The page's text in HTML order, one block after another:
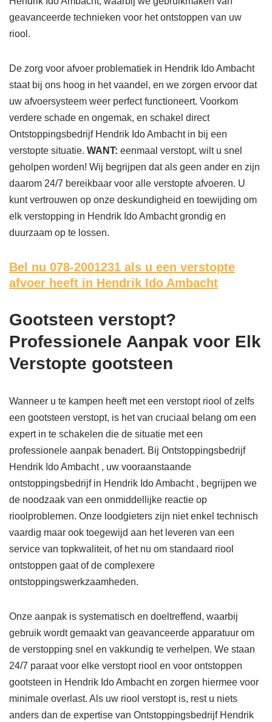
geavanceerde technieken voor het ontstoppen van uw
riool.
De zorg voor afvoer problematiek in Hendrik Ido Ambacht
staat bij ons hoog in het vaandel, en we zorgen ervoor dat
uw afvoersysteem weer perfect functioneert. Voorkom
verdere schade en ongemak, en schakel direct
Ontstoppingsbedrijf Hendrik Ido Ambacht in bij een
verstopte situatie. WANT: eenmaal verstopt, wilt u snel
geholpen worden! Wij begrijpen dat als geen ander en zijn
daarom 24/7 bereikbaar voor alle verstopte afvoeren. U
kunt vertrouwen op onze deskundigheid en toewijding om
elk verstopping in Hendrik Ido Ambacht grondig en
duurzaam op te lossen.
Bel nu 078-2001231 als u een verstopte
afvoer heeft in Hendrik Ido Ambacht
Gootsteen verstopt?
Professionele Aanpak voor Elk
Verstopte gootsteen
Wanneer u te kampen heeft met een verstopt riool of zelfs
een gootsteen verstopt, is het van cruciaal belang om een
expert in te schakelen die de situatie met een
professionele aanpak benadert. Bij Ontstoppingsbedrijf
Hendrik Ido Ambacht , uw vooraanstaande
ontstoppingsbedrijf in Hendrik Ido Ambacht , begrijpen we
de noodzaak van een onmiddellijke reactie op
rioolproblemen. Onze loodgieters zijn niet enkel technisch
vaardig maar ook toegewijd aan het leveren van een
service van topkwaliteit, of het nu om standaard riool
ontstoppen gaat of de complexere
ontstoppingswerkzaamheden.
Onze aanpak is systematisch en doeltreffend, waarbij
gebruik wordt gemaakt van geavanceerde apparatuur om
de verstopping snel en vakkundig te verhelpen. We staan
24/7 paraat voor elke verstopt riool en voor ontstoppen
gootsteen in Hendrik Ido Ambacht en zorgen hiermee voor
minimale overlast. Als uw riool verstopt is, rest u niets
anders dan de expertise van Ontstoppingsbedrijf Hendrik